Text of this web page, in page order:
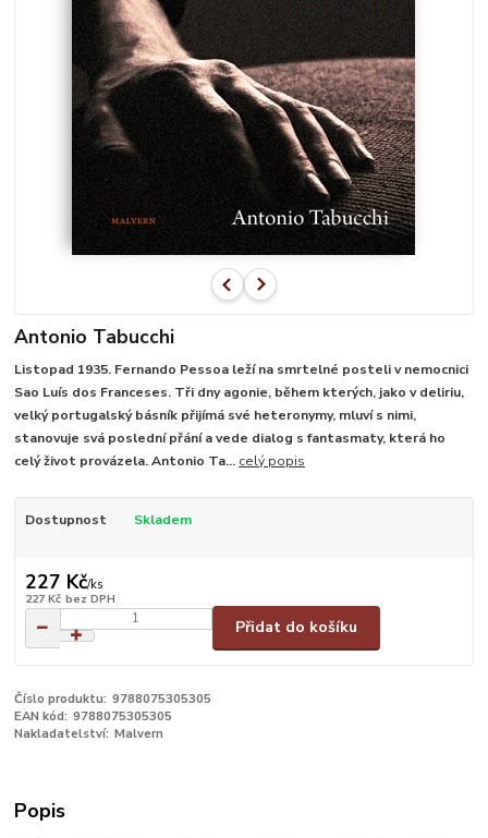
Antonio Tabucchi
Listopad 1935. Fernando Pessoa leží na smrtelné posteli v nemocnici
Sao Luís dos Franceses. Tři dny agonie, během kterých, jako v deliriu,
velký portugalský básník přijímá své heteronymy, mluví s nimi,
stanovuje svá poslední přání a vede dialog s fantasmaty, která ho
celý život provázela. Antonio Ta... celý popis
Dostupnost Skladem
227 Kč/ks
227 Kč bez DPH
Přidat do košíku
Číslo produktu: 9788075305305
EAN kód: 9788075305305
Nakladatelství: Malvern
Popis